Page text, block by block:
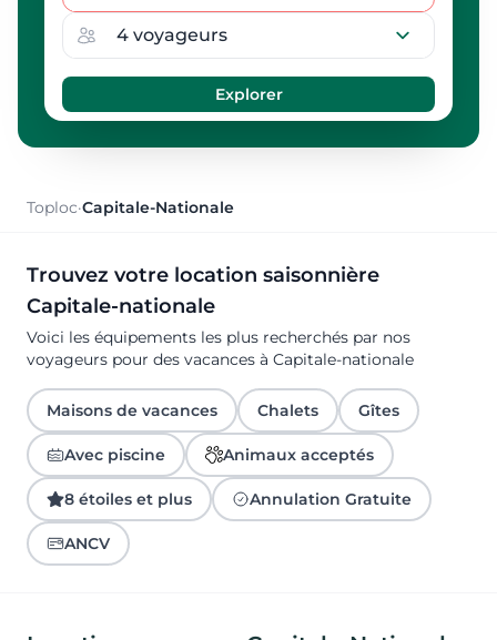
Toploc·Capitale-Nationale
Trouvez votre location saisonnière
Capitale-nationale
Voici les équipements les plus recherchés par nos
voyageurs pour des vacances à Capitale-nationale
Maisons de vacances Chalets Gîtes
Avec piscine Animaux acceptés
8 étoiles et plus Annulation Gratuite
ANCV